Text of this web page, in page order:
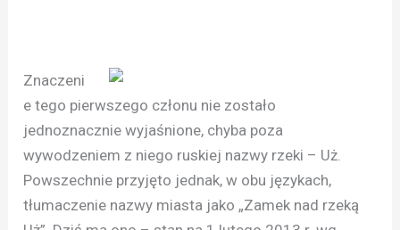
Znaczeni
e tego pierwszego członu nie zostało
jednoznacznie wyjaśnione, chyba poza
wywodzeniem z niego ruskiej nazwy rzeki – Uż.
Powszechnie przyjęto jednak, w obu językach,
tłumaczenie nazwy miasta jako „Zamek nad rzeką